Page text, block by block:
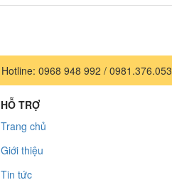
Hotline: 0968 948 992 / 0981.376.053
HỖ TRỢ
Trang chủ
Giới thiệu
Tin tức